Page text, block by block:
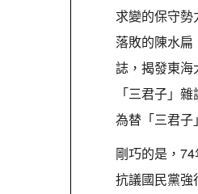
求變的保守
落敗的陳水
誌，揭發東
「三君子」
為替「三君子
剛巧的是，74
抗議國民黨